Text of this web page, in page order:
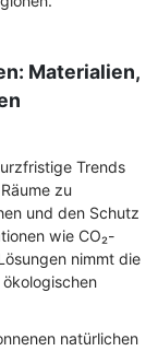
Materialien,
Trends
zu
und den Schutz
wie CO₂-
nimmt die
natürlichen